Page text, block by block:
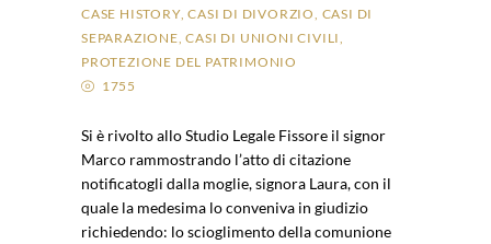
CASE HISTORY CASI DI DIVORZIO CASI DI
SEPARAZIONE CASI DI UNIONI CIVILI
PROTEZIONE DEL PATRIMONIO
1755
Si è rivolto allo Studio Legale Fissore il signor
Marco rammostrando l’atto di citazione
notificatogli dalla moglie, signora Laura, con il
quale la medesima lo conveniva in giudizio
richiedendo: lo scioglimento della comunione